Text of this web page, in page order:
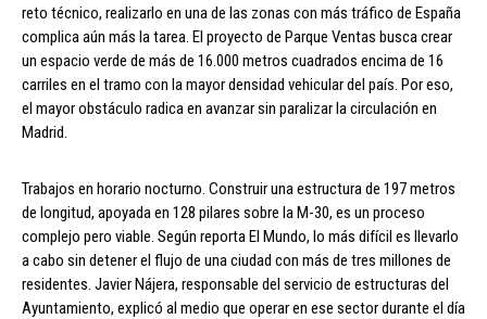
reto técnico, realizarlo en una de las zonas con más tráfico de España
complica aún más la tarea. El proyecto de Parque Ventas busca crear
un espacio verde de más de 16.000 metros cuadrados encima de 16
carriles en el tramo con la mayor densidad vehicular del país. Por eso,
el mayor obstáculo radica en avanzar sin paralizar la circulación en
Madrid.
Trabajos en horario nocturno. Construir una estructura de 197 metros
de longitud, apoyada en 128 pilares sobre la M-30, es un proceso
complejo pero viable. Según reporta El Mundo, lo más difícil es llevarlo
a cabo sin detener el flujo de una ciudad con más de tres millones de
residentes. Javier Nájera, responsable del servicio de estructuras del
Ayuntamiento, explicó al medio que operar en ese sector durante el día